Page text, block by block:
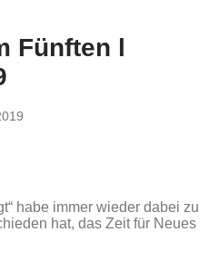
Fünften l
habe immer wieder dabei zu
hat, das Zeit für Neues